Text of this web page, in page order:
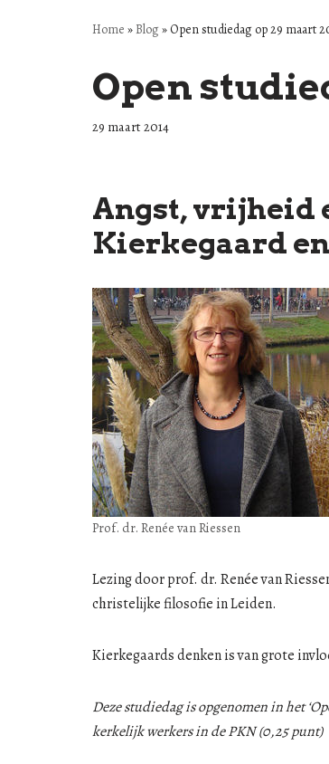
Home »Blog »Open studiedag op 29 maart
Open
29 maart 2014
Angst, vrijheid
Kierkegaard
Prof. dr. Renée van Riessen
Lezing door prof. dr. Renée van
christelijke filosofie in Leiden.
Kierkegaards denken is van grote
Deze studiedag is opgenomen in het
kerkelijk werkers in de PKN (0,25 punt)